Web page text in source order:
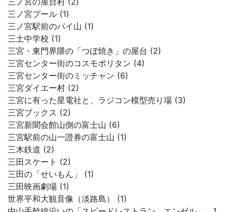
三ノ宮プール (1)
三ノ宮駅前のパイ山 (1)
三土中学校 (1)
三宮・東門界隈の「つぼ焼き」の屋台 (2)
三宮センター街のコスモポリタン (4)
三宮センター街のミッチャン (6)
三宮ダイエー村 (2)
三宮に有った星電社と、ラジコン模型売り場 (3)
三宮ブックス (2)
三宮新聞会館山側の富士山 (6)
三宮駅前の山一證券の富士山 (1)
三木鉄道 (2)
三田スケート (2)
三田の「せいもん」 (1)
三田映画劇場 (1)
世界平和大観音像（淡路島） (1)